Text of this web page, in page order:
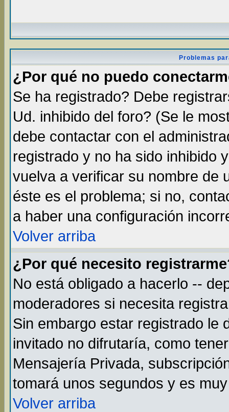
Problemas
¿Por qué no puedo
Se ha registrado? Debe
Ud. inhibido del foro? (Se le
debe contactar con el
registrado y no ha sido inhibido
vuelva a verificar su nombre de
éste es el problema; si no,
a haber una configuración
Volver arriba
¿Por qué necesito
No está obligado a hacerlo --
moderadores si necesita
Sin embargo estar registrado le
invitado no difrutaría, como
Mensajería Privada,
tomará unos segundos y es
Volver arriba